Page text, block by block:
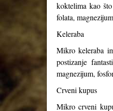
koktelima kao
folata,
Keleraba
Mikro keleraba
postizanje
magnezijum,
Crveni kupus
Mikro crveni